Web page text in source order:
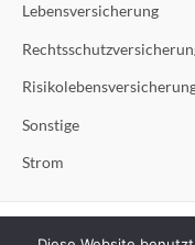
Lebensversicherung
Sonstige
Strom